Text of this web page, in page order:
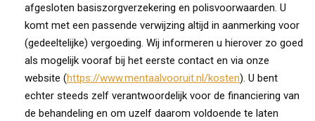
afgesloten basiszorgverzekering en polisvoorwaarden. U
komt met een passende verwijzing altijd in aanmerking voor
(gedeeltelijke) vergoeding. Wij informeren u hierover zo goed
als mogelijk vooraf bij het eerste contact en via onze
website (https://www.mentaalvooruit.nl/kosten). U bent
echter steeds zelf verantwoordelijk voor de financiering van
de behandeling en om uzelf daarom voldoende te laten